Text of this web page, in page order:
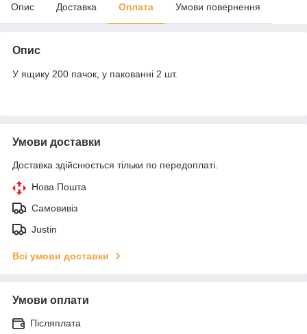
Опис Доставка Оплата Умови повернення
Опис
У ящику 200 пачок, у пакованні 2 шт.
Умови доставки
Доставка здійснюється тільки по передоплаті.
Нова Пошта
Самовивіз
Justin
Всі умови доставки
Умови оплати
Післяплата